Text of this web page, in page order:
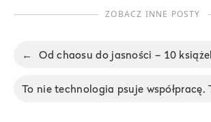
ZOBACZ INNE POSTY
←